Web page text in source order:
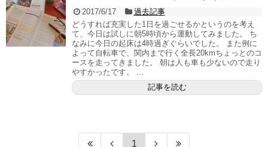
2017/6/17
過去記事
どうすれば充実した1日を過ごせるかというのを考え
て、今日は試しに朝5時頃から運動してみました。 ち
なみに今日の起床は4時過ぎぐらいでした。 また例に
よって自転車で、関内まで行く全長20kmちょっとのコ
ースを走ってきました。 朝は人も車も少ないので走り
やすかったです。 ...
記事を読む
1